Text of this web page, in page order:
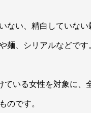
い、精白していない
麺、シリアルなどです。
いる女性を対象に
のです。